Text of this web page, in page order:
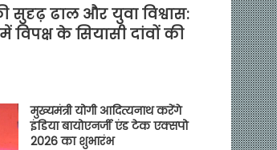
सुदृढ़ ढाल और युवा विश्वास:
विपक्ष के सियासी दांवों की
मुख्यमंत्री योगी आदित्यनाथ करेंगे
इंडिया बायोएनर्जी एंड टेक एक्सपो
2026 का शुभारंभ